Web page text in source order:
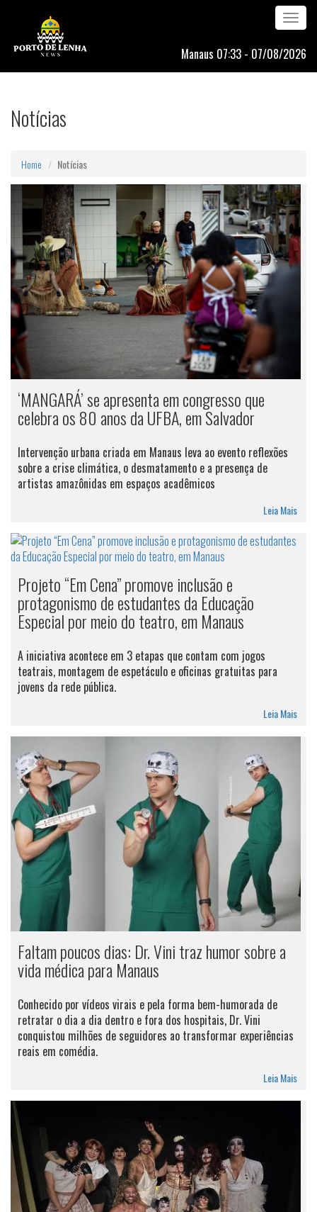
Toggle
navigation
Manaus 07:33 - 07/08/2026
Notícias
Home Notícias
‘MANGARÁ’ se apresenta em congresso que
celebra os 80 anos da UFBA, em Salvador
Intervenção urbana criada em Manaus leva ao evento reflexões
sobre a crise climática, o desmatamento e a presença de
artistas amazônidas em espaços acadêmicos
Leia Mais
Projeto “Em Cena” promove inclusão e
protagonismo de estudantes da Educação
Especial por meio do teatro, em Manaus
A iniciativa acontece em 3 etapas que contam com jogos
teatrais, montagem de espetáculo e oficinas gratuitas para
jovens da rede pública.
Leia Mais
Faltam poucos dias: Dr. Vini traz humor sobre a
vida médica para Manaus
Conhecido por vídeos virais e pela forma bem-humorada de
retratar o dia a dia dentro e fora dos hospitais, Dr. Vini
conquistou milhões de seguidores ao transformar experiências
reais em comédia.
Leia Mais